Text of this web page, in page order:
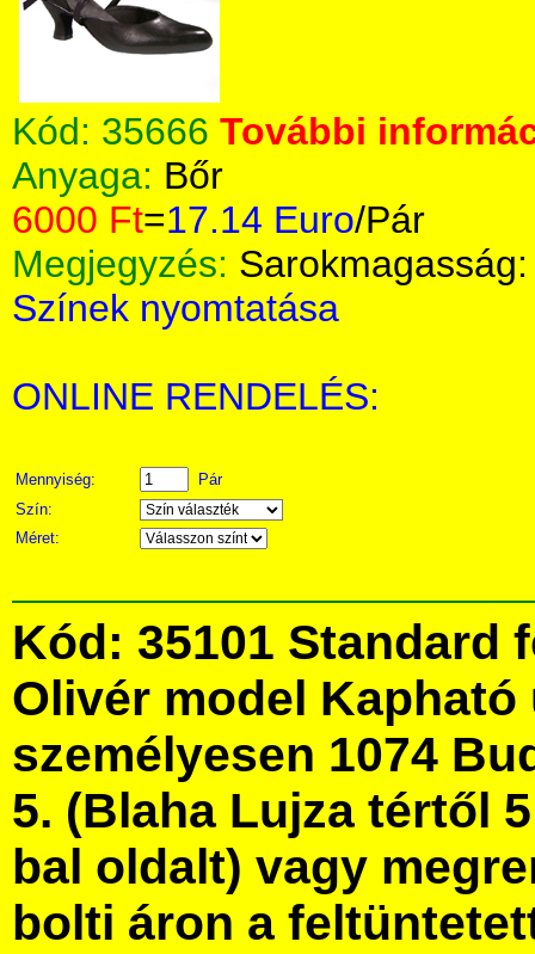
Kód: 35666 További
Anyaga: Bőr
6000 Ft=17.14 Euro/Pár
Megjegyzés:
Színek nyomtatása
ONLINE RENDELÉS:
Mennyiség:
Pár
Szín:
Méret:
Kód: 35101 Standard
Olivér model
személyesen 1074
5. (Blaha Lujza tértől
bal oldalt) vagy
bolti áron a